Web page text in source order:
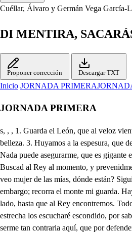
Cuéllar, Álvaro y Germán Vega García-
DI MENTIRA,
Proponer corrección Descargar TXT
Inicio JORNADA PRIMERA
JORNADA PRIMERA
s, , , 1. Guarda el León, que al veloz viento; en ligereza iguala. 2. Rabia escupe, fuego exhala, de aliento, y vista feroz. Seguid todos a su Alteza, que es peligrosa ocasión, no ofenda el fiero León a mi vida en su belleza. 3. Huyamos a la espesura, que defendernos podrá. Guarda el León. Por acá. Aquesta llaman holgura? Renunciola desde aquí para mientras yo viviere. Vuestra Alteza no se altere, que tiene defensa en mí. Nada puede asegurarme, que es gigante en mí el temor. Peligro mucho mayor podrás Reina confiarme. Llevadme al punto de aquí. Vuestra Alteza se reporte. Volvedme luego a la Corto si queréis que vuelva en mí. Buscad al Rey al momento, y prevenidme litera, que no puedo aquesta fiera echar de mi pensamiento. A mi Rosarda no veo, su defensa al Cielo pido. Tal temor he recibido, que estoy viva, y no lo creo. Como no veo mujer de las mías, dónde están? Siguiendo sin duda irán la flaqueza de su ser: Auran huido. Buscadlas. No hay flaqueza que temer, que bien las podrá esconder este monte entre sus faldas. Pues buscadlas sin embargo; recorra el monte mi guarda. Hay mi querida Rosarda, yo de ti sola me encargo. Mauricio, de mi recelo tienes permisa bastante; cerca el monte en un instante, y haz lo que sabes. Harelo. . Venid todos a mi lado, hasta que al Rey encontremos. Todos sirviéndote iremos. Mucho temor he cobrado. Por este bosque sombrío el camino he de seguir, pero al Rey veo venir, y al dueño del que lo es mío. Aquí en esta senda estrecha los escucharé escondido, por saber si cierta ha sido su recelosa sospecha. Dad ya de mano al temor, pues a vuestro lado vengo. Y aún por esa causa tengo ese cuidado Señor; que puede mi mala suerte serme tan contraria aquí, que por defenderme a mí, el Leon os dé la muerte. Defiéndase vuestra vida, que la mía importanada. Estáis Rosarda engañada. Antes Señor advertida, que en buena razón y ley, aunque más vengáis a